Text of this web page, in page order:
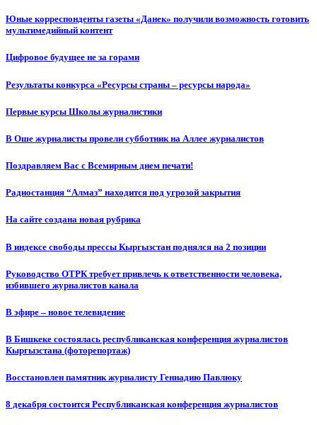
Юные корреспонденты газеты «Данек» получили возможность готовить
мультимедийный контент
Цифровое будущее не за горами
Результаты конкурса «Ресурсы страны – ресурсы народа»
Первые курсы Школы журналистики
В Оше журналисты провели субботник на Аллее журналистов
Поздравляем Вас с Всемирным днем печати!
Радиостанция “Алмаз” находится под угрозой закрытия
На сайте создана новая рубрика
В индексе свободы прессы Кыргызстан поднялся на 2 позиции
Руководство ОТРК требует привлечь к ответственности человека,
избившего журналистов канала
В эфире – новое телевидение
В Бишкеке состоялась республиканская конференция журналистов
Кыргызстана (фоторепортаж)
Восстановлен памятник журналисту Геннадию Павлюку
8 декабря состоится Республиканская конференция журналистов